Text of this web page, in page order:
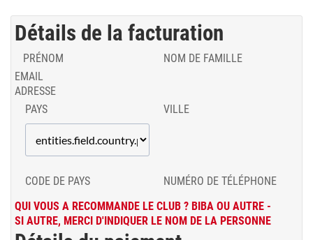
Détails de la facturation
PRÉNOM
NOM DE FAMILLE
EMAIL
ADRESSE
PAYS
VILLE
CODE DE PAYS
NUMÉRO DE TÉLÉPHONE
QUI VOUS A RECOMMANDE LE CLUB ? BIBA OU AUTRE -
SI AUTRE, MERCI D'INDIQUER LE NOM DE LA PERSONNE